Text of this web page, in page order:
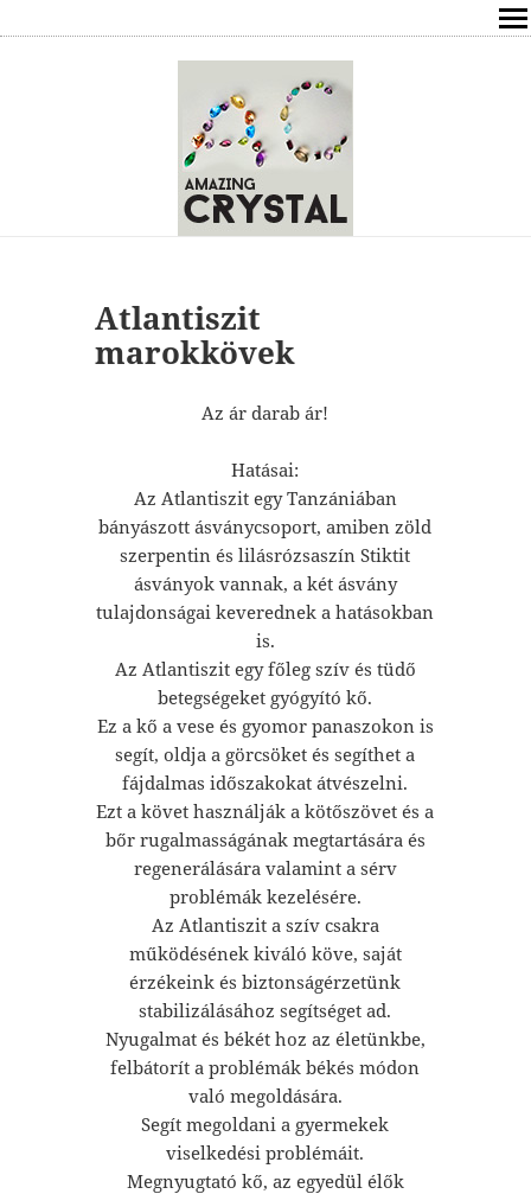
ÍRÁSOK
ÁSVÁNYOK HATÁSAI
ELÉRHETŐSÉG
ONLINE GYÓGYÍTÁS,TANÁCSADÁS
FREE
VÁSÁRLÁS / KOSÁR
Atlantiszit
marokkövek
Az ár darab ár!
Hatásai:
Az Atlantiszit egy Tanzániában
bányászott ásványcsoport, amiben zöld
szerpentin és lilásrózsaszín Stiktit
ásványok vannak, a két ásvány
tulajdonságai keverednek a hatásokban
is.
Az Atlantiszit egy főleg szív és tüdő
betegségeket gyógyító kő.
Ez a kő a vese és gyomor panaszokon is
segít, oldja a görcsöket és segíthet a
fájdalmas időszakokat átvészelni.
Ezt a követ használják a kötőszövet és a
bőr rugalmasságának megtartására és
regenerálására valamint a sérv
problémák kezelésére.
Az Atlantiszit a szív csakra
működésének kiváló köve, saját
érzékeink és biztonságérzetünk
stabilizálásához segítséget ad.
Nyugalmat és békét hoz az életünkbe,
felbátorít a problémák békés módon
való megoldására.
Segít megoldani a gyermekek
viselkedési problémáit.
Megnyugtató kő, az egyedül élők